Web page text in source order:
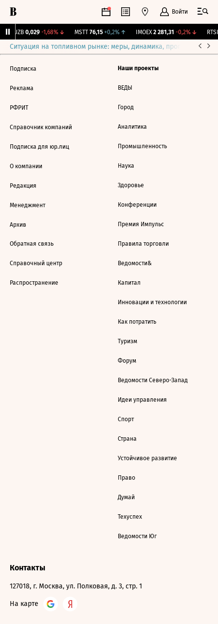
Войти
KUZB 0,029 -1,68%↓ MSTT 76,15 +0,2%↑ IMOEX 2 281,31 -0,2%↓ RTSI
Ситуация на топливном рынке: меры, динамика, прогнозы
Подписка
Реклама
РФРИТ
Справочник компаний
Подписка для юр.лиц
О компании
Редакция
Менеджмент
Архив
Обратная связь
Справочный центр
Распространение
Наши проекты
ВЕДЫ
Город
Аналитика
Промышленность
Наука
Здоровье
Конференции
Премия Импульс
Правила торговли
Ведомости&
Капитал
Инновации и технологии
Как потратить
Туризм
Форум
Ведомости Северо-Запад
Идеи управления
Спорт
Страна
Устойчивое развитие
Право
Думай
Техуспех
Ведомости Юг
Контакты
127018, г. Москва, ул. Полковая, д. 3, стр. 1
На карте